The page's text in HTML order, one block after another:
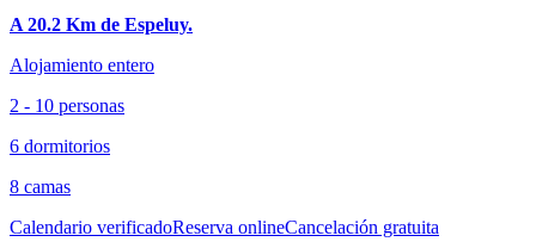
A 20.2 Km de Espeluy.
Alojamiento entero
2 - 10 personas
6 dormitorios
8 camas
Calendario verificadoReserva onlineCancelación gratuita